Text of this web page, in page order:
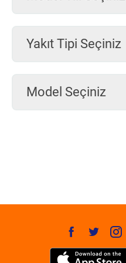
Yakıt Tipi Seçiniz
Model Seçiniz